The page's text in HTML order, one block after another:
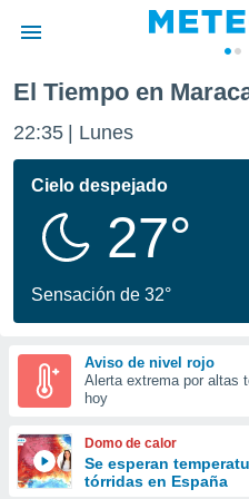
de
por
se
calidad.
a este
las
y
forma
digital
basada
El Tiempo en
22:35 Lunes
Cielo despejado
27°
Sensación de 32°
Aviso de nivel rojo
Alerta extrema por altas
hoy
Domo de calor
Se esperan
tórridas en España